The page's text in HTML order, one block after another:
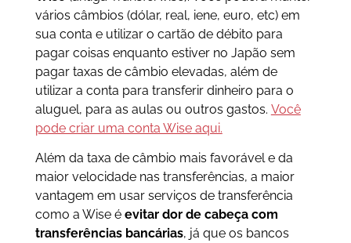
vários câmbios (dólar, real, iene, euro, etc) em
sua conta e utilizar o cartão de débito para
pagar coisas enquanto estiver no Japão sem
pagar taxas de câmbio elevadas, além de
utilizar a conta para transferir dinheiro para o
aluguel, para as aulas ou outros gastos. Você
pode criar uma conta Wise aqui.
Além da taxa de câmbio mais favorável e da
maior velocidade nas transferências, a maior
vantagem em usar serviços de transferência
como a Wise é evitar dor de cabeça com
transferências bancárias, já que os bancos